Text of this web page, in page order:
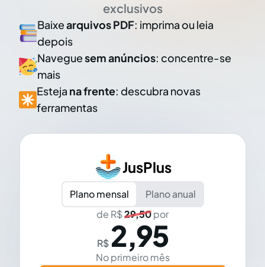
exclusivos
Baixearquivos PDF: imprima ou leia
depois
Naveguesem anúncios: concentre-se
mais
Esteja na frente: descubra novas
ferramentas
JusPlus
Plano mensal
Plano anual
de R$29,50por
R$ 2,95
No primeiro mês